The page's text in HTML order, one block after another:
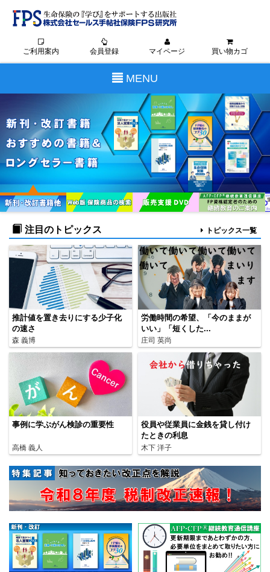
ご利用案内 会員登録 マイページ 買い物カゴ
Toggle
navigation
MENU
注目のトピックス トピックス一覧
推計値を置き去りにする少子化
の速さ
森 義博
労働時間の希望、「今のままが
いい」「短くした...
庄司 英尚
事例に学ぶがん検診の重要性
高橋 義人
役員や従業員に金銭を貸し付け
たときの利息
木下 洋子